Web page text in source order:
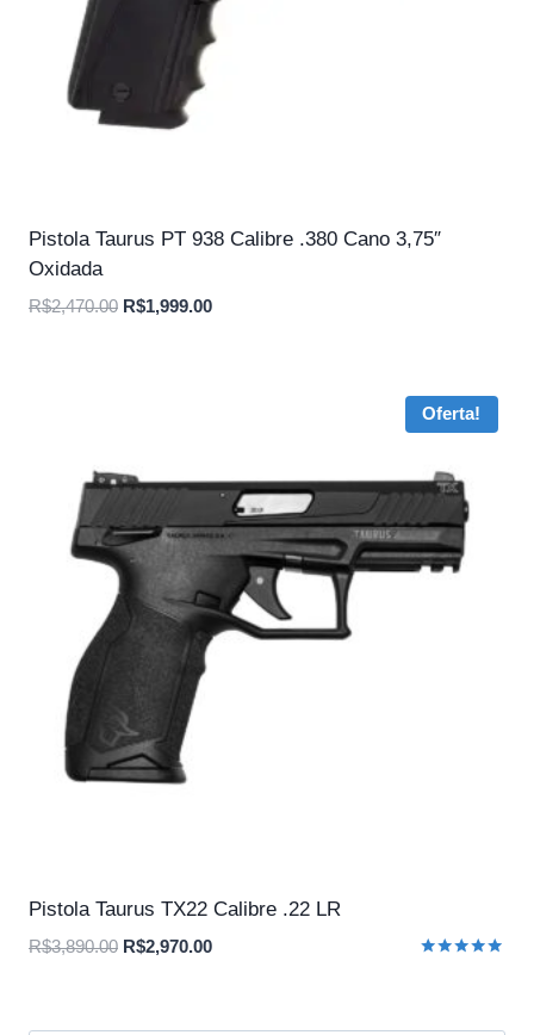
Pistola Taurus PT 938 Calibre .380 Cano 3,75″
Oxidada
R$2,470.00 O
R$1,999.00O
Oferta!
Pistola Taurus TX22 Calibre .22 LR
R$3,890.00 O
era:
R$2,970.00O
é: